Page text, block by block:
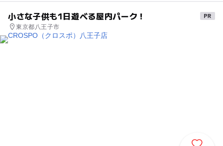
小さな子供も1日遊べる屋内パーク！
東京都八王子市